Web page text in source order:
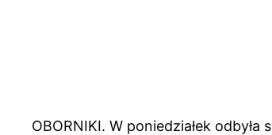
OBORNIKI. W poniedziałek